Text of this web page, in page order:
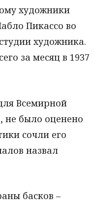
художники
Пикассо во
художника.
за месяц в 1937
Всемирной
не было оценено
сочли его
назвал
басков –